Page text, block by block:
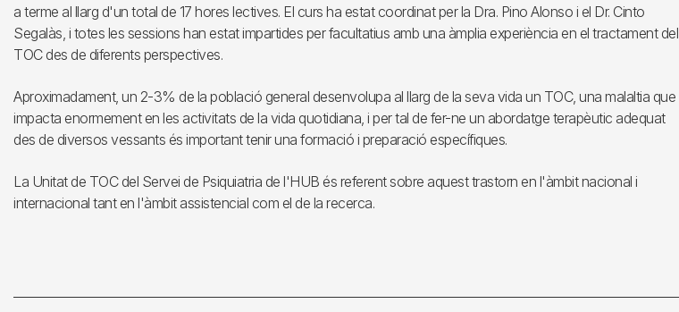
a terme al llarg d'un total de 17 hores lectives. El curs ha estat coordinat per la Dra. Pino Alonso i el Dr. Cinto
Segalàs, i totes les sessions han estat impartides per facultatius amb una àmplia experiència en el tractament del
TOC des de diferents perspectives.
Aproximadament, un 2-3% de la població general desenvolupa al llarg de la seva vida un TOC, una malaltia que
impacta enormement en les activitats de la vida quotidiana, i per tal de fer-ne un abordatge terapèutic adequat
des de diversos vessants és important tenir una formació i preparació específiques.
La Unitat de TOC del Servei de Psiquiatria de l'HUB és referent sobre aquest trastorn en l'àmbit nacional i
internacional tant en l'àmbit assistencial com el de la recerca.